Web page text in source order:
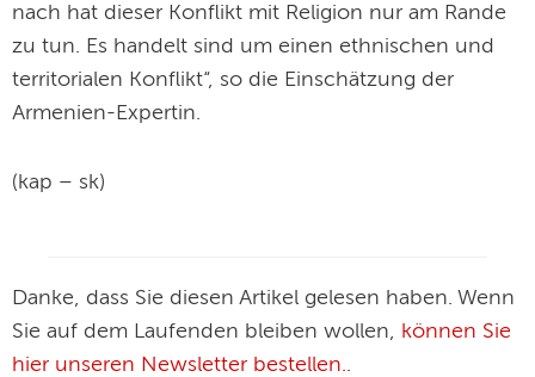
nach hat dieser Konflikt mit Religion nur am Rande
zu tun. Es handelt sind um einen ethnischen und
territorialen Konflikt“, so die Einschätzung der
Armenien-Expertin.
(kap – sk)
Danke, dass Sie diesen Artikel gelesen haben. Wenn
Sie auf dem Laufenden bleiben wollen, können Sie
hier unseren Newsletter bestellen..